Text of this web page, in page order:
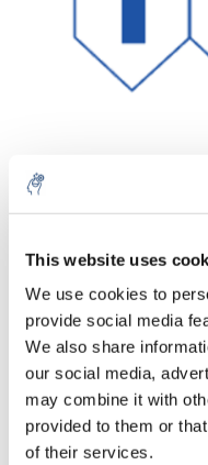
This website uses
We use cookies to
provide social media
We also share
our social media,
may combine it with
provided to them or
of their services.
1
Informatie